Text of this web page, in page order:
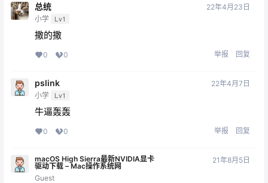
总统
小学 Lv1
22年4月23日
撒的撒
0 0 举报 回复
pslink
小学 Lv1
22年4月7日
牛逼轰轰
0 0 举报 回复
macOS High Sierra最新NVIDIA显卡
驱动下载 – Mac操作系统网
Guest
21年8月5日